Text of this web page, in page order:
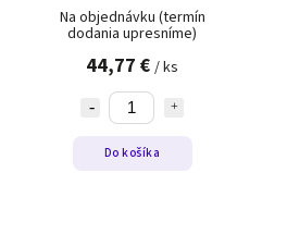
Na objednávku (termín
dodania upresníme)
44,77 € / ks
Do košíka